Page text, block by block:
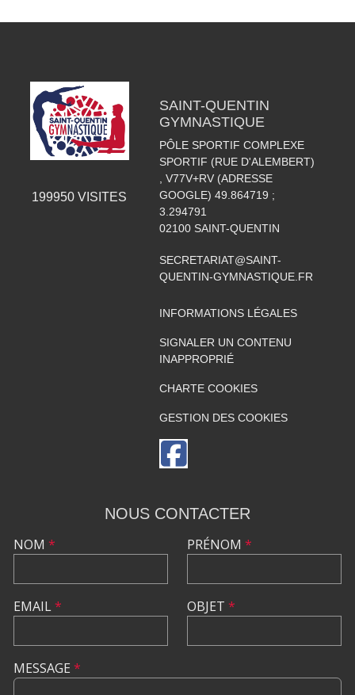
199950 VISITES
SAINT-QUENTIN
GYMNASTIQUE
PÔLE SPORTIF COMPLEXE
SPORTIF (RUE D'ALEMBERT)
, V77V+RV (ADRESSE
GOOGLE) 49.864719 ;
3.294791
02100 SAINT-QUENTIN
SECRETARIAT@SAINT-
QUENTIN-GYMNASTIQUE.FR
INFORMATIONS LÉGALES
SIGNALER UN CONTENU
INAPPROPRIÉ
CHARTE COOKIES
GESTION DES COOKIES
NOUS CONTACTER
NOM *
EMAIL*
PRÉNOM *
OBJET *
MESSAGE *